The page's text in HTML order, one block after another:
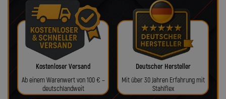
Kostenloser Versand
Ab einem Warenwert von 100 € –
deutschlandweit
Deutscher Hersteller
Mit über 30 Jahren Erfahrung mit
Stahlflex